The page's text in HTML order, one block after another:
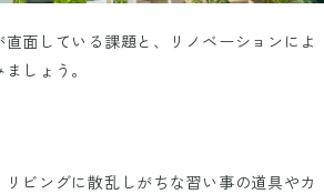
面している課題と、リノベーションによ
しょう。
ビングに散乱しがちな習い事の道具やカ